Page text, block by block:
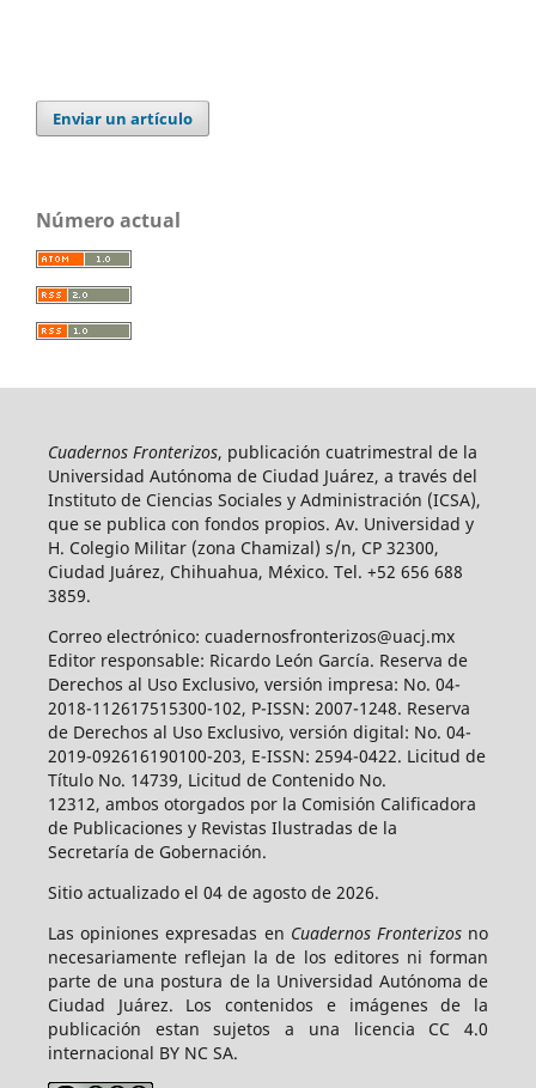
Enviar un artículo
Número actual
Cuadernos Fronterizos, publicación cuatrimestral de la
Universidad Autónoma de Ciudad Juárez, a través del
Instituto de Ciencias Sociales y Administración (ICSA),
que se publica con fondos propios. Av. Universidad y
H. Colegio Militar (zona Chamizal) s/n, CP 32300,
Ciudad Juárez, Chihuahua, México. Tel. +52 656 688
3859.
Correo electrónico: cuadernosfronterizos@uacj.mx
Editor responsable: Ricardo León García. Reserva de
Derechos al Uso Exclusivo, versión impresa: No. 04-
2018-112617515300-102, P-ISSN: 2007-1248. Reserva
de Derechos al Uso Exclusivo, versión digital: No. 04-
2019-092616190100-203, E-ISSN: 2594-0422. Licitud de
Título No. 14739, Licitud de Contenido No.
12312, ambos otorgados por la Comisión Calificadora
de Publicaciones y Revistas Ilustradas de la
Secretaría de Gobernación.
Sitio actualizado el 04 de agosto de 2026.
Las opiniones expresadas en Cuadernos Fronterizosno
necesariamente reflejan la de los editores ni forman
parte de una postura de la Universidad Autónoma de
Ciudad Juárez. Los contenidos e imágenes de la
publicación estan sujetos a una licencia CC 4.0
internacional BY NC SA.